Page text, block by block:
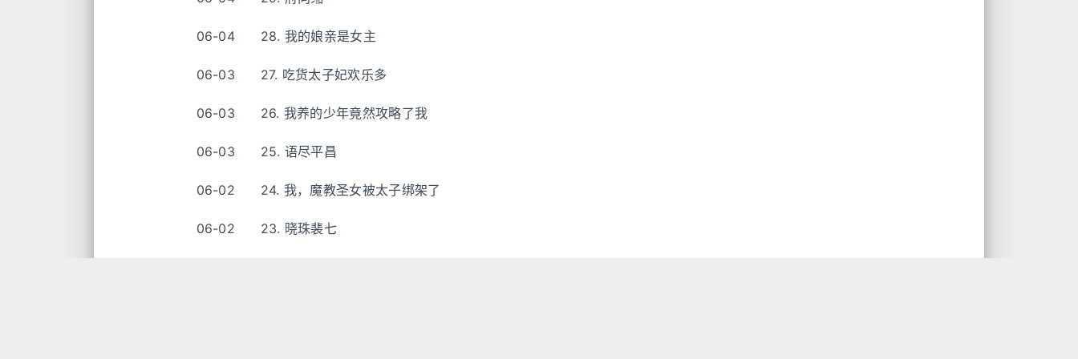
06-04 28. 我的娘亲是女主
06-03 27. 吃货太子妃欢乐多
06-03 26. 我养的少年竟然攻略了我
06-03 25. 语尽平昌
06-02 24. 我，魔教圣女被太子绑架了
06-02 23. 晓珠裴七